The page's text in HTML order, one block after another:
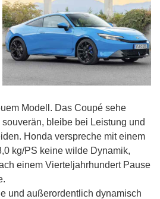
Modell. Das Coupé sehe
bleibe bei Leistung und
Honda verspreche mit einem
kg/PS keine wilde Dynamik,
einem Vierteljahrhundert Pause
und außerordentlich dynamisch